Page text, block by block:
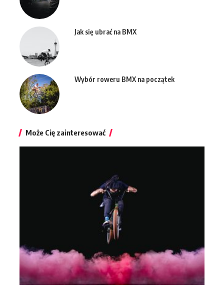
Jak się ubrać na BMX
Wybór roweru BMX na początek
Może Cię zainteresować